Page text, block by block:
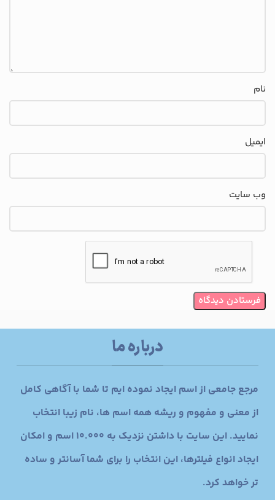
نام
ایمیل
وب‌ سایت
درباره ما
مرجع جامعی از اسم ایجاد نموده ایم تا شما با آگاهی کامل
از معنی و مفهوم و ریشه همه اسم ها، نام زیبا انتخاب
نمایید. این سایت با داشتن نزدیک به 10.000 اسم و امکان
ایجاد انواع فیلترها، این انتخاب را برای شما آسانتر و ساده
تر خواهد کرد.